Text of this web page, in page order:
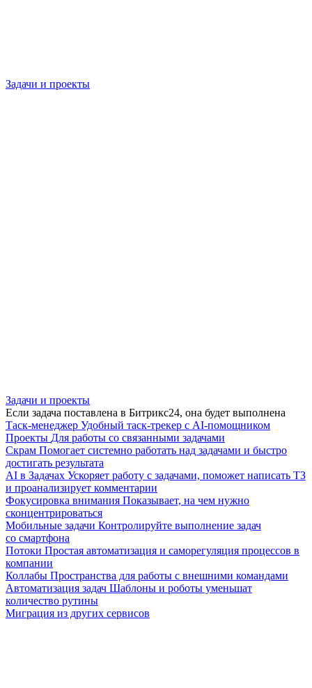
Задачи и проекты
Задачи и проекты
Если задача поставлена в Битрикс24, она будет выполнена
Таск-менеджер Удобный таск-трекер с AI-помощником
Проекты Для работы со связанными задачами
Скрам Помогает системно работать над задачами и быстро
достигать результата
AI в Задачах Ускоряет работу с задачами, поможет написать ТЗ
и проанализирует комментарии
Фокусировка внимания Показывает, на чем нужно
сконцентрироваться
Мобильные задачи Контролируйте выполнение задач
со смартфона
Потоки Простая автоматизация и саморегуляция процессов в
компании
Коллабы Пространства для работы с внешними командами
Автоматизация задач Шаблоны и роботы уменьшат
количество рутины
Миграция из других сервисов